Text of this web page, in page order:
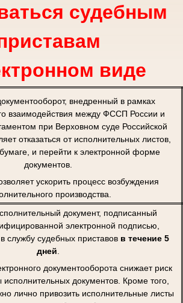
судебным
виде
внедренный в рамках
взаимодействия между ФССП России и
при Верховном суде Российской
отказаться от исполнительных листов,
и перейти к электронной форме
документов.
ускорить процесс возбуждения
производства.
документ, подписанный
электронной подписью,
службу судебных приставов в течение 5
дней
документооборота снижает риск
исполнительных документов. Кроме того,
лично привозить исполнительные листы